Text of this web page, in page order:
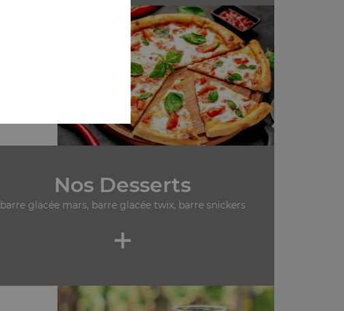
Nos Desserts
barre glacée mars, barre glacée twix, barre snickers
+